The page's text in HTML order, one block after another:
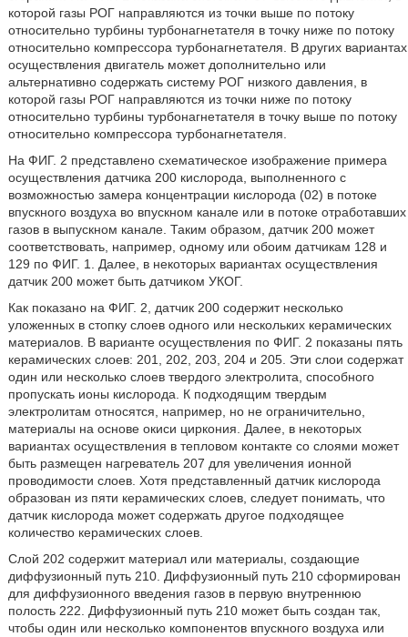
которой газы РОГ направляются из точки выше по потоку
относительно турбины турбонагнетателя в точку ниже по потоку
относительно компрессора турбонагнетателя. В других вариантах
осуществления двигатель может дополнительно или
альтернативно содержать систему РОГ низкого давления, в
которой газы РОГ направляются из точки ниже по потоку
относительно турбины турбонагнетателя в точку выше по потоку
относительно компрессора турбонагнетателя.
На ФИГ. 2 представлено схематическое изображение примера
осуществления датчика 200 кислорода, выполненного с
возможностью замера концентрации кислорода (02) в потоке
впускного воздуха во впускном канале или в потоке отработавших
газов в выпускном канале. Таким образом, датчик 200 может
соответствовать, например, одному или обоим датчикам 128 и
129 по ФИГ. 1. Далее, в некоторых вариантах осуществления
датчик 200 может быть датчиком УКОГ.
Как показано на ФИГ. 2, датчик 200 содержит несколько
уложенных в стопку слоев одного или нескольких керамических
материалов. В варианте осуществления по ФИГ. 2 показаны пять
керамических слоев: 201, 202, 203, 204 и 205. Эти слои содержат
один или несколько слоев твердого электролита, способного
пропускать ионы кислорода. К подходящим твердым
электролитам относятся, например, но не ограничительно,
материалы на основе окиси циркония. Далее, в некоторых
вариантах осуществления в тепловом контакте со слоями может
быть размещен нагреватель 207 для увеличения ионной
проводимости слоев. Хотя представленный датчик кислорода
образован из пяти керамических слоев, следует понимать, что
датчик кислорода может содержать другое подходящее
количество керамических слоев.
Слой 202 содержит материал или материалы, создающие
диффузионный путь 210. Диффузионный путь 210 сформирован
для диффузионного введения газов в первую внутреннюю
полость 222. Диффузионный путь 210 может быть создан так,
чтобы один или несколько компонентов впускного воздуха или